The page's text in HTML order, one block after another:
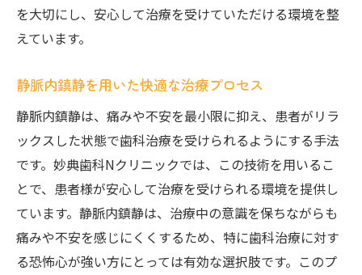
を大切にし、安心して治療を受けていただける環境を整
えています。
静脈内鎮静を用いた快適な治療プロセス
静脈内鎮静は、痛みや不安を最小限に抑え、患者がリラ
ックスした状態で歯科治療を受けられるようにする手法
です。妙典歯科Nクリニックでは、この技術を用いるこ
とで、患者様が安心して治療を受けられる環境を提供し
ています。静脈内鎮静は、治療中の意識を保ちながらも
痛みや不安を感じにくくするため、特に歯科治療に対す
る恐怖心が強い方にとっては有効な選択肢です。このプ